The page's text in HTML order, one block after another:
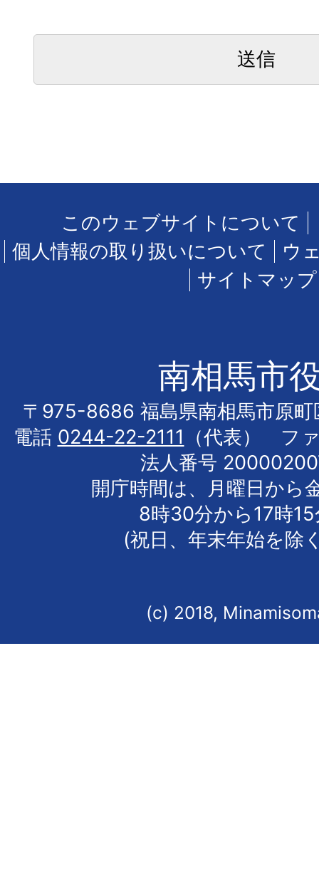
このウェブサイトについて
個人情報の取り扱いについて
ウ
サイトマップ
南相馬市
〒975-8686 福島県南相馬市原町
電話 0244-22-2111
（代表） フ
法人番号
開庁時間は、月曜日から
8時30分から17時
(祝日、年末年始を除
(c) 2018,